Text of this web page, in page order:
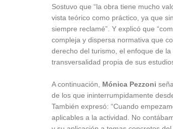
Sostuvo que “la obra tiene mucho
vista teórico como práctico, ya que
siempre reclamé”. Y explicó que
compleja y dispersa normativa que
derecho del turismo, el enfoque de
transversalidad propia de sus
A continuación, Mónica Pezzoni
de los que ininterrumpidamente
También expresó: “Cuando
aplicables a la actividad. No